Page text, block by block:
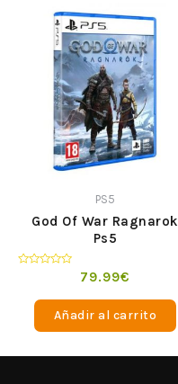
PS5
God Of War Ragnarok
Ps5
79.99€
Añadir al carrito